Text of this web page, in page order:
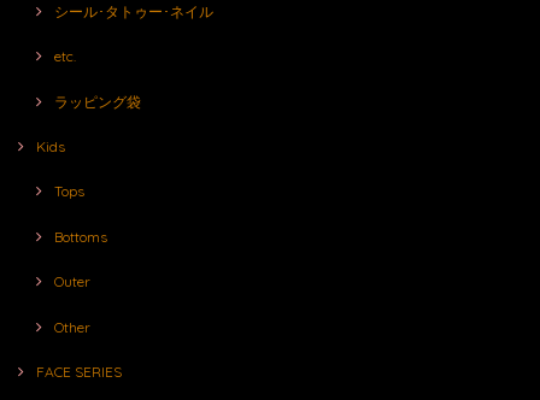
シール･タトゥー･ネイル
etc.
ラッピング袋
Kids
Tops
Bottoms
Outer
Other
FACE SERIES